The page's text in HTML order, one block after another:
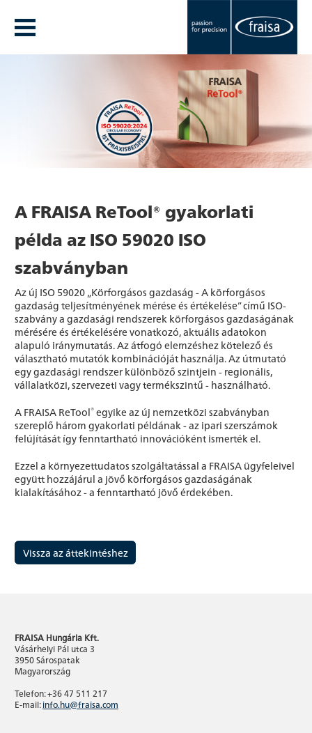
A FRAISA ReTool® gyakorlati
példa az ISO 59020 ISO
szabványban
Az új ISO 59020 „Körforgásos gazdaság - A körforgásos
gazdaság teljesítményének mérése és értékelése” című ISO-
szabvány a gazdasági rendszerek körforgásos gazdaságának
mérésére és értékelésére vonatkozó, aktuális adatokon
alapuló iránymutatás. Az átfogó elemzéshez kötelező és
választható mutatók kombinációját használja. Az útmutató
egy gazdasági rendszer különböző szintjein - regionális,
vállalatközi, szervezeti vagy termékszintű - használható.
A FRAISA ReTool® egyike az új nemzetközi szabványban
szereplő három gyakorlati példának - az ipari szerszámok
felújítását így fenntartható innovációként ismerték el.
Ezzel a környezettudatos szolgáltatással a FRAISA ügyfeleivel
együtt hozzájárul a jövő körforgásos gazdaságának
kialakításához - a fenntartható jövő érdekében.
Vissza az áttekintéshez
FRAISA Hungária Kft.
Vásárhelyi Pál utca 3
3950 Sárospatak
Magyarország
Telefon: +36 47 511 217
E-mail:info.hu@fraisa.com